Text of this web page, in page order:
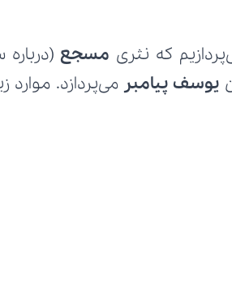
که نثری مسجع
یوسف پیامبر